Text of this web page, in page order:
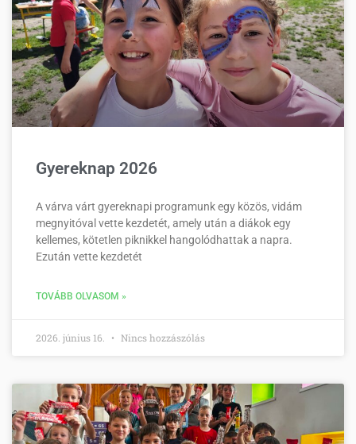
Gyereknap 2026
A várva várt gyereknapi programunk egy közös, vidám
megnyitóval vette kezdetét, amely után a diákok egy
kellemes, kötetlen piknikkel hangolódhattak a napra.
Ezután vette kezdetét
TOVÁBB OLVASOM »
2026. június 16. Nincs hozzászólás